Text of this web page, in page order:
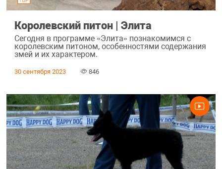
Королевский питон | Элита
Сегодня в программе «Элита» познакомимся с
королевским питоном, особенностями содержания
змей и их характером.
30 сентября 2023 846